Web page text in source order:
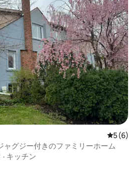
レビュー
5 (6)
ャグジー付きのファミリーホーム
· キッチン